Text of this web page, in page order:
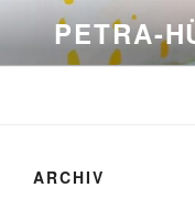
springen
PETRA-
ARCHIV